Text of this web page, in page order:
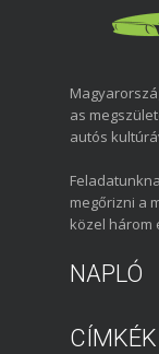
as
autós
megőrizni a
közel három
NAPLÓ
CÍMKÉK